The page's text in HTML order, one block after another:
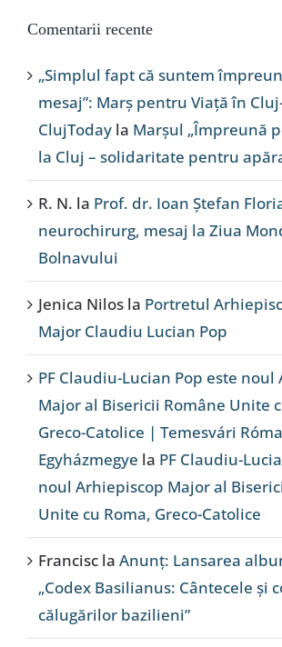
Comentarii recente
„Simplul fapt că suntem
mesaj”: Marș pentru Viață în
ClujToday la Marșul „Împreună
la Cluj – solidaritate pentru
R. N. la Prof. dr. Ioan Ștefan
neurochirurg, mesaj la Ziua
Bolnavului
Jenica Nilos la Portretul
Major Claudiu Lucian Pop
PF Claudiu-Lucian Pop este noul
Major al Bisericii Române Unite
Greco-Catolice | Temesvári
Egyházmegye la PF Claudiu-
noul Arhiepiscop Major al
Unite cu Roma, Greco-Catolice
Francisc la Anunț: Lansarea
„Codex Basilianus: Cântecele și
călugărilor bazilieni”